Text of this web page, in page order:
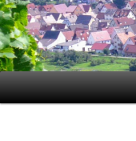
Hauptmenü
Zum